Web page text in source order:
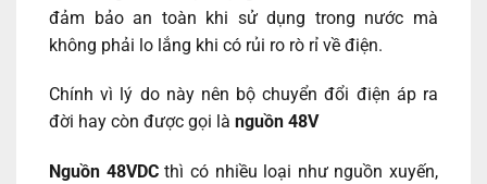
đảm bảo an toàn khi sử dụng trong nước mà
không phải lo lắng khi có rủi ro rò rỉ về điện.
Chính vì lý do này nên bộ chuyển đổi điện áp ra
đời hay còn được gọi là nguồn 48V
Nguồn 48VDCthì có nhiều loại như nguồn xuyến,